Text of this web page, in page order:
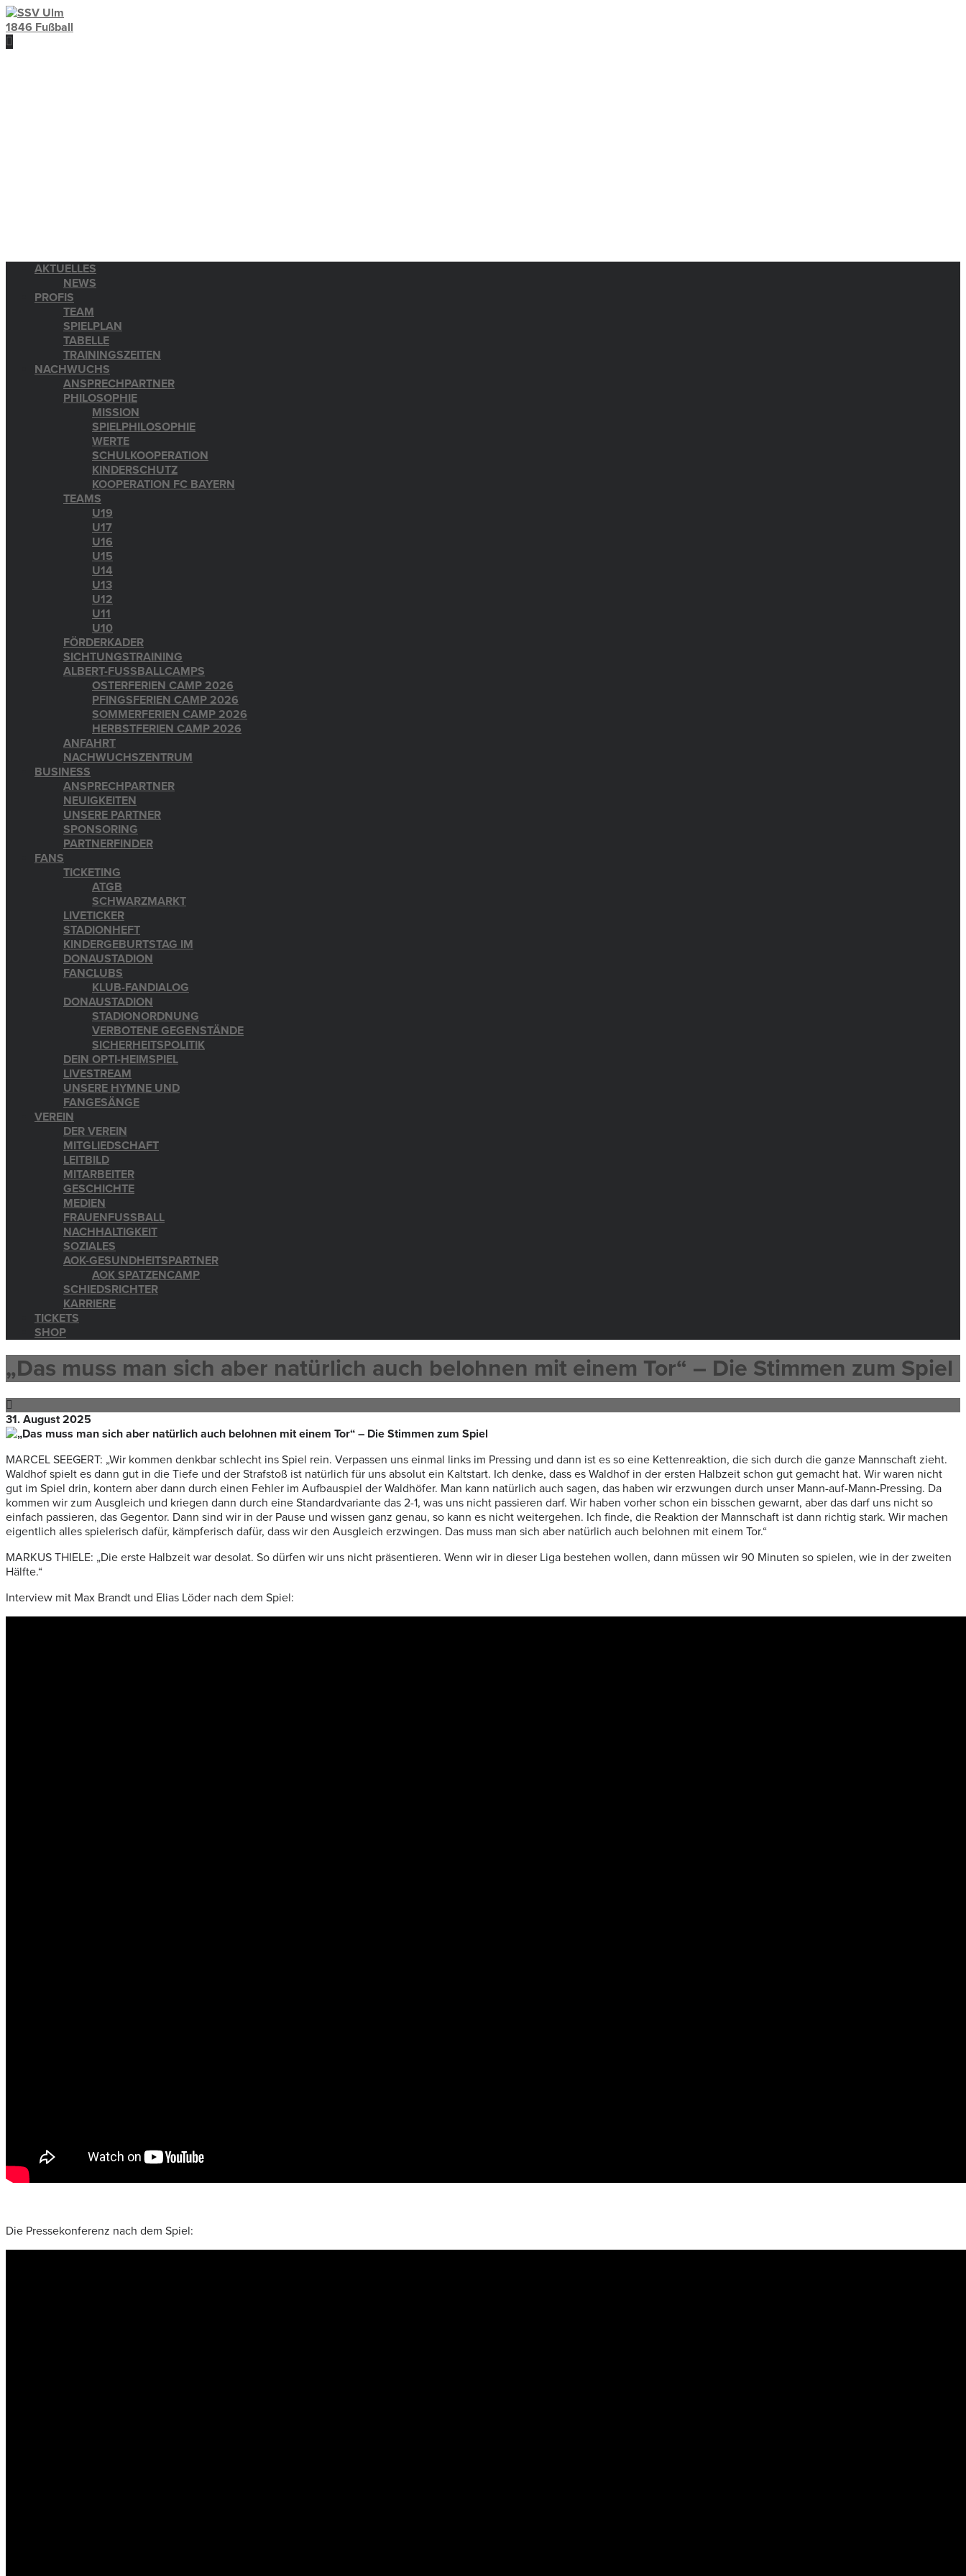
AKTUELLES
NEWS
PROFIS
TEAM
SPIELPLAN
TABELLE
TRAININGSZEITEN
NACHWUCHS
ANSPRECHPARTNER
PHILOSOPHIE
MISSION
SPIELPHILOSOPHIE
WERTE
SCHULKOOPERATION
KINDERSCHUTZ
KOOPERATION FC BAYERN
TEAMS
U19
U17
U16
U15
U14
U13
U12
U11
U10
FÖRDERKADER
SICHTUNGSTRAINING
ALBERT-FUSSBALLCAMPS
OSTERFERIEN CAMP 2026
PFINGSFERIEN CAMP 2026
SOMMERFERIEN CAMP 2026
HERBSTFERIEN CAMP 2026
ANFAHRT
NACHWUCHSZENTRUM
BUSINESS
ANSPRECHPARTNER
NEUIGKEITEN
UNSERE PARTNER
SPONSORING
PARTNERFINDER
FANS
TICKETING
ATGB
SCHWARZMARKT
LIVETICKER
STADIONHEFT
KINDERGEBURTSTAG IM
DONAUSTADION
FANCLUBS
KLUB-FANDIALOG
DONAUSTADION
STADIONORDNUNG
VERBOTENE GEGENSTÄNDE
SICHERHEITSPOLITIK
DEIN OPTI-HEIMSPIEL
LIVESTREAM
UNSERE HYMNE UND
FANGESÄNGE
VEREIN
DER VEREIN
MITGLIEDSCHAFT
LEITBILD
MITARBEITER
GESCHICHTE
MEDIEN
FRAUENFUSSBALL
NACHHALTIGKEIT
SOZIALES
AOK-GESUNDHEITSPARTNER
AOK SPATZENCAMP
SCHIEDSRICHTER
KARRIERE
TICKETS
SHOP
„Das muss man sich aber natürlich auch belohnen mit einem Tor“ – Die Stimmen zum Spiel
31. August 2025
MARCEL SEEGERT: „Wir kommen denkbar schlecht ins Spiel rein. Verpassen uns einmal links im Pressing und dann ist es so eine Kettenreaktion, die sich durch die ganze Mannschaft zieht.
Waldhof spielt es dann gut in die Tiefe und der Strafstoß ist natürlich für uns absolut ein Kaltstart. Ich denke, dass es Waldhof in der ersten Halbzeit schon gut gemacht hat. Wir waren nicht
gut im Spiel drin, kontern aber dann durch einen Fehler im Aufbauspiel der Waldhöfer. Man kann natürlich auch sagen, das haben wir erzwungen durch unser Mann-auf-Mann-Pressing. Da
kommen wir zum Ausgleich und kriegen dann durch eine Standardvariante das 2-1, was uns nicht passieren darf. Wir haben vorher schon ein bisschen gewarnt, aber das darf uns nicht so
einfach passieren, das Gegentor. Dann sind wir in der Pause und wissen ganz genau, so kann es nicht weitergehen. Ich finde, die Reaktion der Mannschaft ist dann richtig stark. Wir machen
eigentlich alles spielerisch dafür, kämpferisch dafür, dass wir den Ausgleich erzwingen. Das muss man sich aber natürlich auch belohnen mit einem Tor.“
MARKUS THIELE: „Die erste Halbzeit war desolat. So dürfen wir uns nicht präsentieren. Wenn wir in dieser Liga bestehen wollen, dann müssen wir 90 Minuten so spielen, wie in der zweiten
Hälfte.“
Interview mit Max Brandt und Elias Löder nach dem Spiel:
Die Pressekonferenz nach dem Spiel: